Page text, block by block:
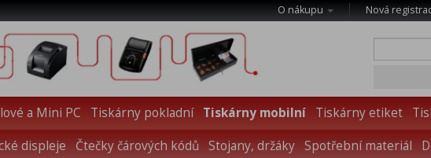
O nákupu Nová
a Mini PC Tiskárny pokladní Tiskárny mobilní Tiskárny etiket
displeje Čtečky čárových kódů Stojany, držáky Spotřební materiál